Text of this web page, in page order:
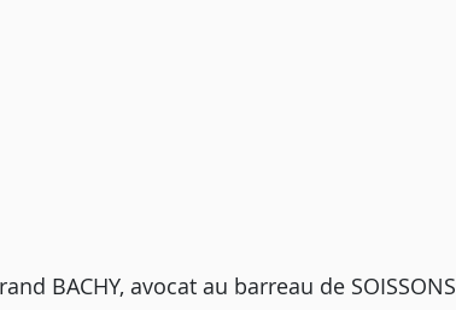
BACHY, avocat au barreau de SOISSONS